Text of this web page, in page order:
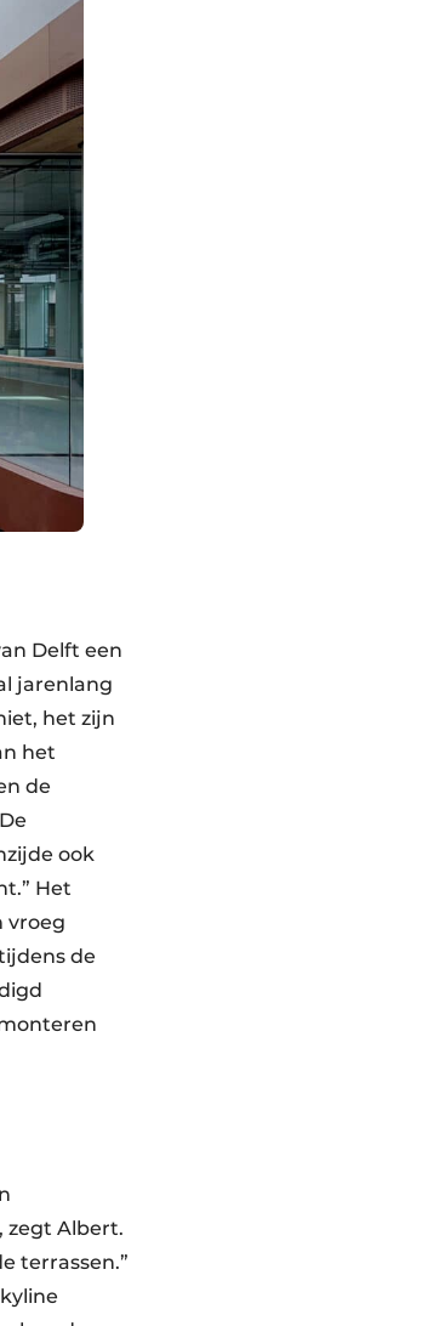
Delft een
jarenlang
het zijn
het
de
ook
Het
vroeg
de
zegt Albert.
terrassen.”